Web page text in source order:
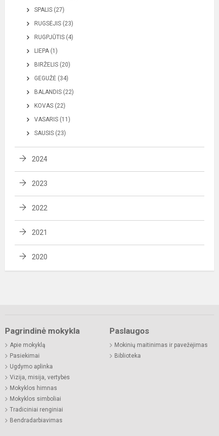
SPALIS (27)
RUGSĖJIS (23)
RUGPJŪTIS (4)
LIEPA (1)
BIRŽELIS (20)
GEGUŽĖ (34)
BALANDIS (22)
KOVAS (22)
VASARIS (11)
SAUSIS (23)
2024
2023
2022
2021
2020
Pagrindinė mokykla
Apie mokyklą
Pasiekimai
Ugdymo aplinka
Vizija, misija, vertybės
Mokyklos himnas
Mokyklos simboliai
Tradiciniai renginiai
Bendradarbiavimas
Paslaugos
Mokinių maitinimas ir pavežėjimas
Biblioteka